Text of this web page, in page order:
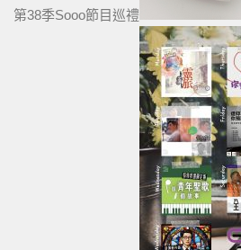
第38季Sooo節目巡禮